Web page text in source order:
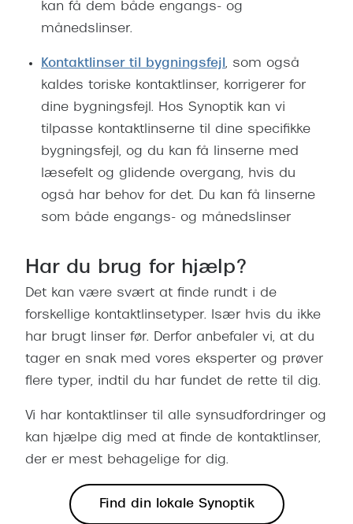
kan få dem både engangs- og
månedslinser.
Kontaktlinser til bygningsfejl, som også
kaldes toriske kontaktlinser, korrigerer for
dine bygningsfejl. Hos Synoptik kan vi
tilpasse kontaktlinserne til dine specifikke
bygningsfejl, og du kan få linserne med
læsefelt og glidende overgang, hvis du
også har behov for det. Du kan få linserne
som både engangs- og månedslinser
Har du brug for hjælp?
Det kan være svært at finde rundt i de
forskellige kontaktlinsetyper. Især hvis du ikke
har brugt linser før. Derfor anbefaler vi, at du
tager en snak med vores eksperter og prøver
flere typer, indtil du har fundet de rette til dig.
Vi har kontaktlinser til alle synsudfordringer og
kan hjælpe dig med at finde de kontaktlinser,
der er mest behagelige for dig.
Find din lokale Synoptik